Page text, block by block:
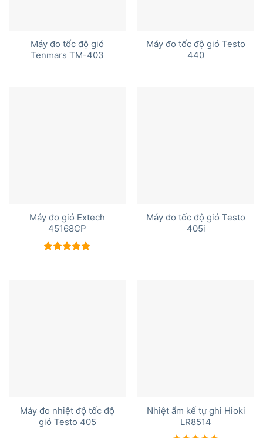
Máy đo tốc độ gió
Tenmars TM-403
Máy đo tốc độ gió Testo
440
Máy đo gió Extech
45168CP
Máy đo tốc độ gió Testo
405i
Máy đo nhiệt độ tốc độ
gió Testo 405
Nhiệt ẩm kế tự ghi Hioki
LR8514